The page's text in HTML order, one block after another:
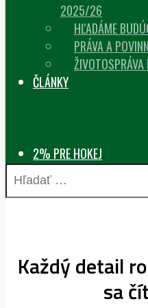
2025/26
HĽADÁME
PRÁVA A
ČLÁNKY
2% PRE HOKEJ
HĽADAŤ:
Každý detail
sa